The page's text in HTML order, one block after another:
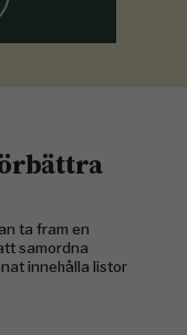
ta fram en
samordna
innehålla listor